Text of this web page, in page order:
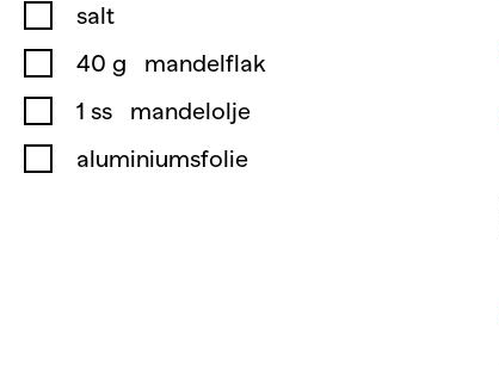
salt
40 g
mandelflak
1 ss
mandelolje
aluminiumsfolie